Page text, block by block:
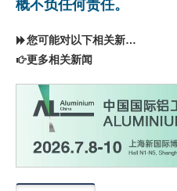
概不负任何责任。
您可能对以下相关新闻同样感兴趣
更多相关新闻